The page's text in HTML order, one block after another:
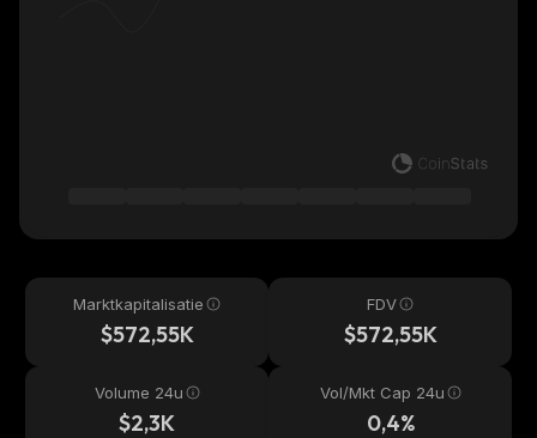
Marktkapitalisatie
$572,55K
FDV
$572,55K
Volume 24u
$2,3K
Vol/Mkt Cap 24u
0,4%